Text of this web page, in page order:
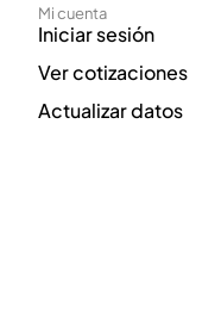
Mi cuenta
Iniciar sesión
Ver cotizaciones
Actualizar datos